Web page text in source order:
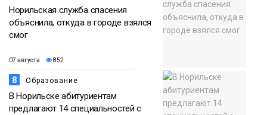
Норильская служба спасения
объяснила, откуда в городе взялся
смог
07 августа 852
8 Образование
В Норильске абитуриентам
предлагают 14 специальностей с